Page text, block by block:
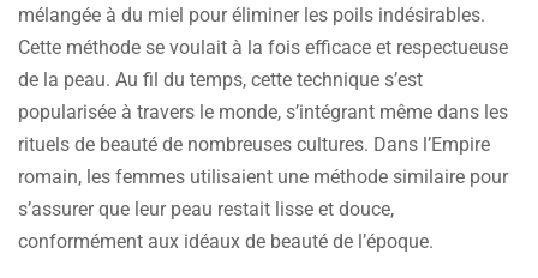
mélangée à du miel pour éliminer les poils indésirables.
Cette méthode se voulait à la fois efficace et respectueuse
de la peau. Au fil du temps, cette technique s’est
popularisée à travers le monde, s’intégrant même dans les
rituels de beauté de nombreuses cultures. Dans l’Empire
romain, les femmes utilisaient une méthode similaire pour
s’assurer que leur peau restait lisse et douce,
conformément aux idéaux de beauté de l’époque.